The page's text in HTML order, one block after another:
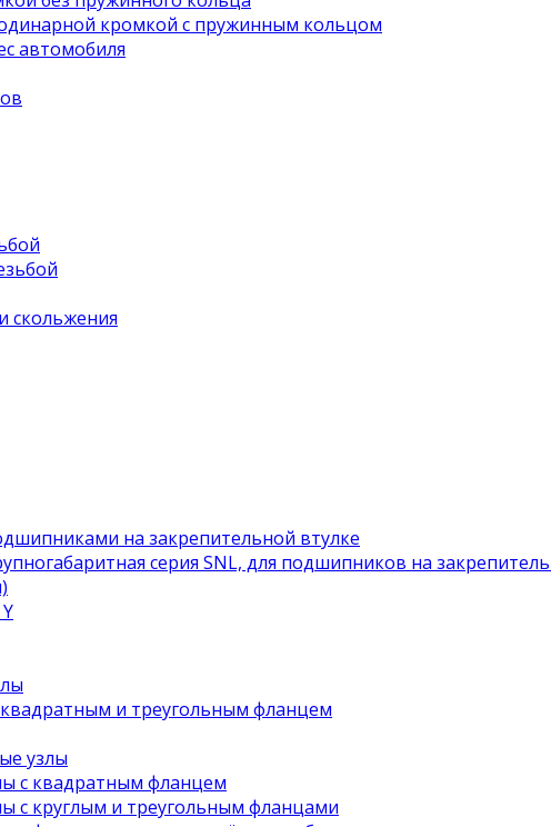
кромкой с пружинным кольцом
автомобиля
скольжения
на закрепительной втулке
серия SNL, для подшипников на
и треугольным фланцем
узлы
с квадратным фланцем
круглым и треугольным фланцами